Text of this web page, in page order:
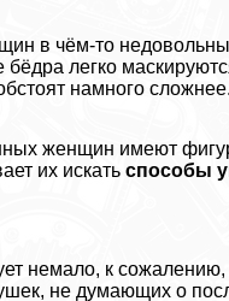
в чём-то
легко
намного сложнее.
женщин имеют
их искатьспособы
немало, к сожалению,
не думающих о